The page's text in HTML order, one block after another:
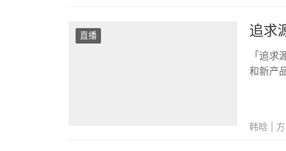
直播 追求
「追
和新产
韩晗 |